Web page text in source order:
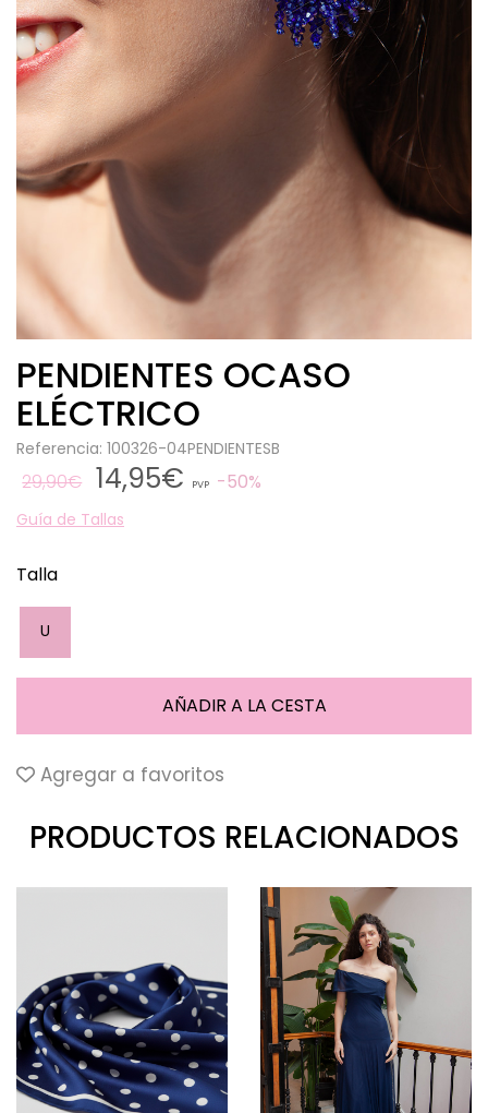
PENDIENTES OCASO
ELÉCTRICO
Referencia: 100326-04PENDIENTESB
29,90€ 14,95€ PVP 50%
Guía de Tallas
Talla
U
Agregar a favoritos
PRODUCTOS RELACIONADOS